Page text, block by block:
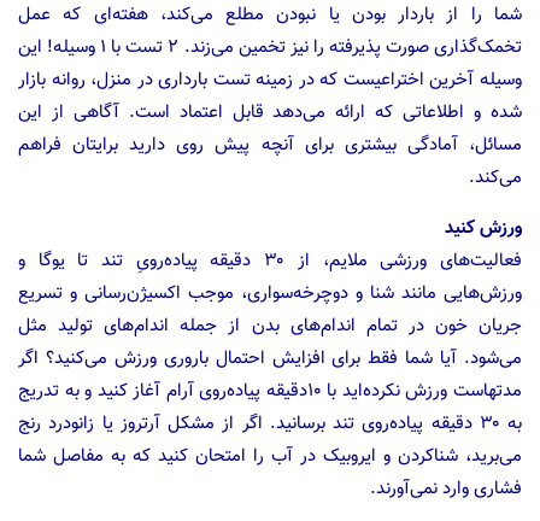
شما را از باردار بودن یا نبودن مطلع می‌کند، هفته‌ای که عمل
تخمک‌گذاری صورت پذیرفته را نیز تخمین می‌زند. ۲ تست با ۱ وسیله! این
وسیله آخرین اختراعیست که در زمینه تست بارداری در منزل، روانه بازار
شده و اطلاعاتی که ارائه می‌دهد قابل اعتماد است. آگاهی از این
مسائل، آمادگی بیشتری برای آنچه پیش روی دارید برایتان فراهم
می‌کند.
ورزش کنید
فعالیت‌های ورزشی ملایم، از ۳۰ دقیقه پیاده‌رویِ تند تا یوگا و
ورزش‌هایی مانند شنا و دوچرخه‌سواری، موجب اکسیژن‌رسانی و تسریع
جریان خون در تمام اندام‌های بدن از جمله اندام‌های‌ تولید مثل
می‌شود. آیا شما فقط برای افزایش احتمال باروری ورزش می‌کنید؟ اگر
مدتهاست ورزش نکرده‌اید با ۱۰دقیقه پیاده‌روی آرام آغاز کنید و به تدریج
به ۳۰ دقیقه پیاده‌روی تند برسانید. اگر از مشکل آرتروز یا زانودرد رنج
می‌برید، شناکردن و ایروبیک در آب را امتحان کنید که به مفاصل شما
فشاری وارد نمی‌آورند.